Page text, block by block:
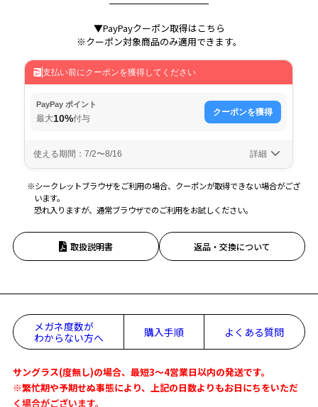
▼PayPayクーポン取得はこちら
※クーポン対象商品のみ適用できます。
※シークレットブラウザをご利用の場合、クーポンが取得できない場合がござ
います。
恐れ入りますが、通常ブラウザでのご利用をお試しください。
取扱説明書 返品・交換について
メガネ度数が
わからない方へ
購入手順 よくある質問
サングラス(度無し)の場合、最短3～4営業日以内の発送です。
※繁忙期や予期せぬ事態により、上記の日数よりもお日にちをいただ
く場合がございます。